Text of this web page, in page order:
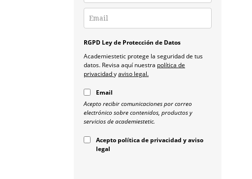
RGPD Ley de Protección de Datos
Academiestetic protege la seguridad de tus
datos. Revisa aquí nuestra política de
privacidadyaviso legal.
Email
Acepto recibir comunicaciones por correo
electrónico sobre contenidos, productos y
servicios de academiestetic.
Acepto política de privacidad y aviso
legal